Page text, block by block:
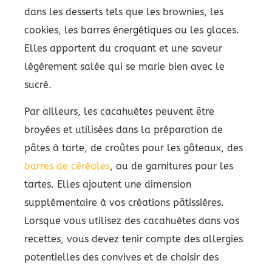
dans les desserts tels que les brownies, les
cookies, les barres énergétiques ou les glaces.
Elles apportent du croquant et une saveur
légèrement salée qui se marie bien avec le
sucré.
Par ailleurs, les cacahuètes peuvent être
broyées et utilisées dans la préparation de
pâtes à tarte, de croûtes pour les gâteaux, des
barres de céréales, ou de garnitures pour les
tartes. Elles ajoutent une dimension
supplémentaire à vos créations pâtissières.
Lorsque vous utilisez des cacahuètes dans vos
recettes, vous devez tenir compte des allergies
potentielles des convives et de choisir des